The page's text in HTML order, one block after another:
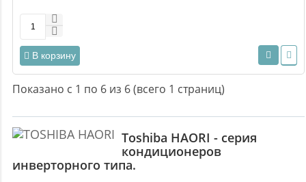
В корзину
Показано с 1 по 6 из 6 (всего 1 страниц)
Toshiba HAORI - серия
кондиционеров
инверторного типа.